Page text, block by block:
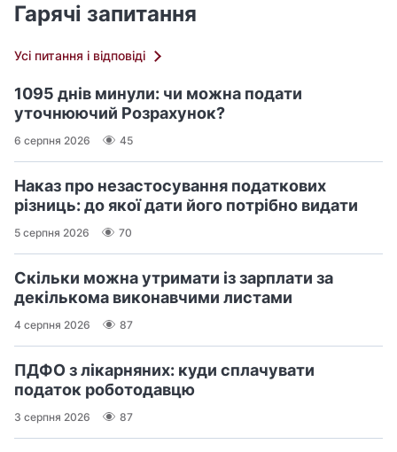
Гарячі запитання
Усі питання і відповіді
1095 днів минули: чи можна подати
уточнюючий Розрахунок?
6 серпня 2026 45
Наказ про незастосування податкових
різниць: до якої дати його потрібно видати
5 серпня 2026 70
Скільки можна утримати із зарплати за
декількома виконавчими листами
4 серпня 2026 87
ПДФО з лікарняних: куди сплачувати
податок роботодавцю
3 серпня 2026 87